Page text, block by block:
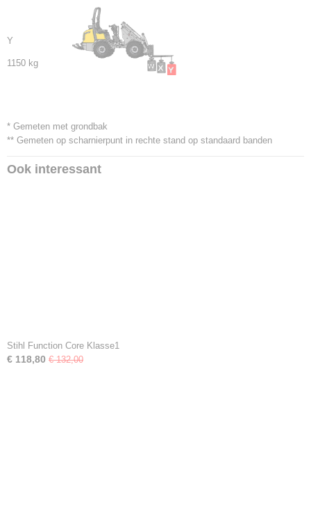
Y
1150 kg
* Gemeten met grondbak
** Gemeten op scharnierpunt in rechte stand op standaard banden
Ook interessant
Stihl Function Core Klasse1
€ 118,80 € 132,00